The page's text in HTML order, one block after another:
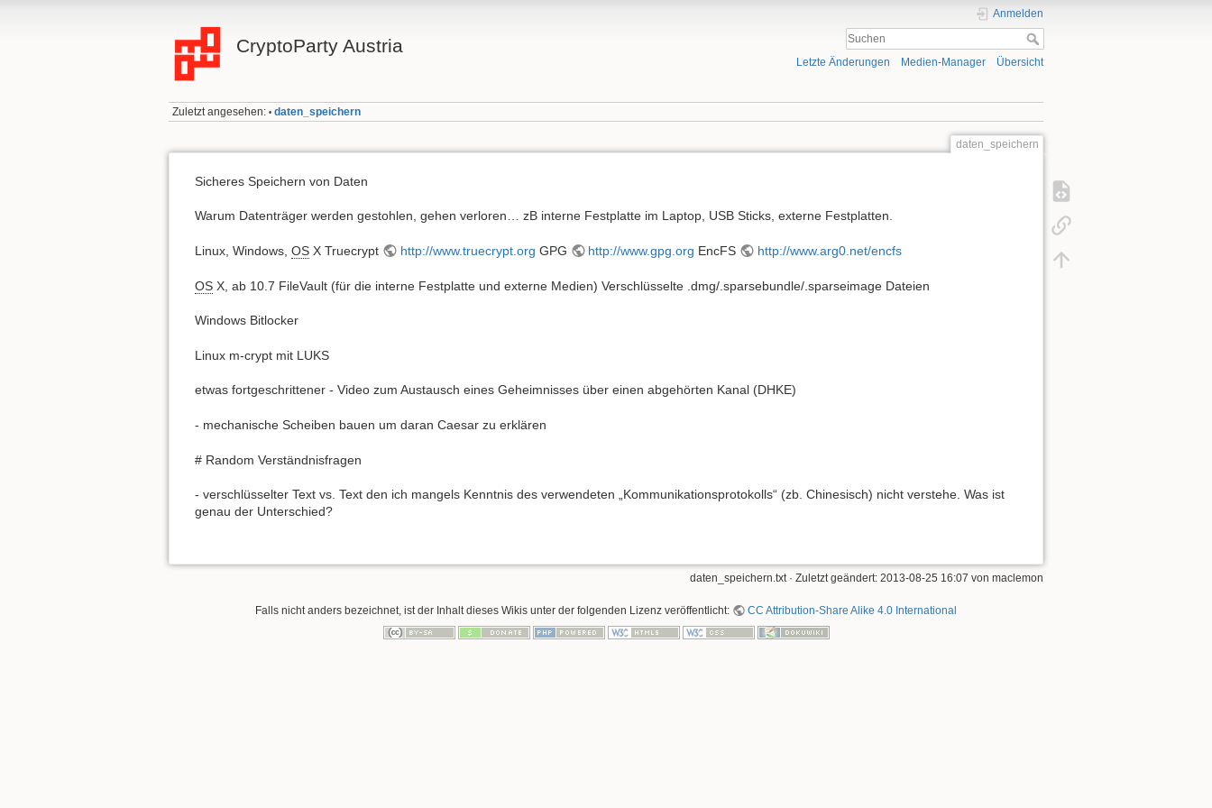
CryptoParty Austria
Anmelden
Letzte Änderungen Medien-Manager Übersicht
Zuletzt angesehen: • daten_speichern
daten_speichern
Sicheres Speichern von Daten
Warum Datenträger werden gestohlen, gehen verloren… zB interne Festplatte im Laptop, USB Sticks, externe Festplatten.
Linux, Windows, OS X Truecrypt http://www.truecrypt.org GPG http://www.gpg.org EncFS http://www.arg0.net/encfs
OS X, ab 10.7 FileVault (für die interne Festplatte und externe Medien) Verschlüsselte .dmg/.sparsebundle/.sparseimage Dateien
Windows Bitlocker
Linux m-crypt mit LUKS
etwas fortgeschrittener - Video zum Austausch eines Geheimnisses über einen abgehörten Kanal (DHKE)
- mechanische Scheiben bauen um daran Caesar zu erklären
# Random Verständnisfragen
- verschlüsselter Text vs. Text den ich mangels Kenntnis des verwendeten „Kommunikationsprotokolls“ (zb. Chinesisch) nicht verstehe. Was ist
genau der Unterschied?
daten_speichern.txt · Zuletzt geändert: 2013-08-25 16:07 von maclemon
Falls nicht anders bezeichnet, ist der Inhalt dieses Wikis unter der folgenden Lizenz veröffentlicht: CC Attribution-Share Alike 4.0 International